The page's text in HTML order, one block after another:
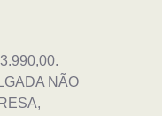
NÃO